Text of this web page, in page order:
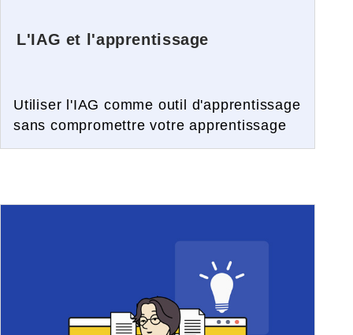
L'IAG et l'apprentissage
Utiliser l'IAG comme outil d'apprentissage
sans compromettre votre apprentissage